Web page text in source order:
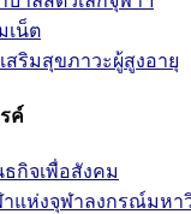
เน็ต
สริมสุขภาวะผู้สูงอายุ
ค์
กิจเพื่อสังคม
แห่งจุฬาลงกรณ์มหา